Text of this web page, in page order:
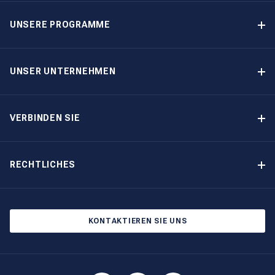
UNSERE PROGRAMME
UNSER UNTERNEHMEN
VERBINDEN SIE
RECHTLICHES
KONTAKTIEREN SIE UNS